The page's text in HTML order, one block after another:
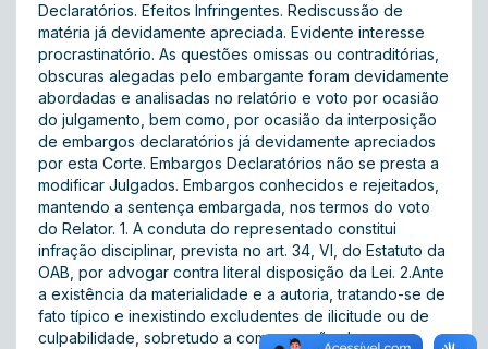
Declaratórios. Efeitos Infringentes. Rediscussão de
matéria já devidamente apreciada. Evidente interesse
procrastinatório. As questões omissas ou contraditórias,
obscuras alegadas pelo embargante foram devidamente
abordadas e analisadas no relatório e voto por ocasião
do julgamento, bem como, por ocasião da interposição
de embargos declaratórios já devidamente apreciados
por esta Corte. Embargos Declaratórios não se presta a
modificar Julgados. Embargos conhecidos e rejeitados,
mantendo a sentença embargada, nos termos do voto
do Relator. 1. A conduta do representado constitui
infração disciplinar, prevista no art. 34, VI, do Estatuto da
OAB, por advogar contra literal disposição da Lei. 2.Ante
a existência da materialidade e a autoria, tratando-se de
fato típico e inexistindo excludentes de ilicitude ou de
culpabilidade, sobretudo a comprovação de que o